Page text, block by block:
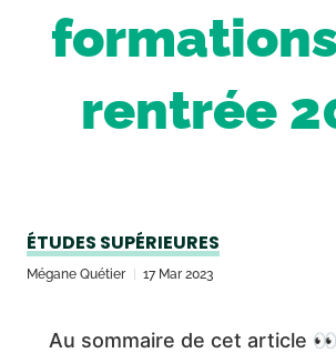
rentrée
ÉTUDES SUPÉRIEURES
Mégane Quétier 17 Mar 2023
Au sommaire de cet article 👀